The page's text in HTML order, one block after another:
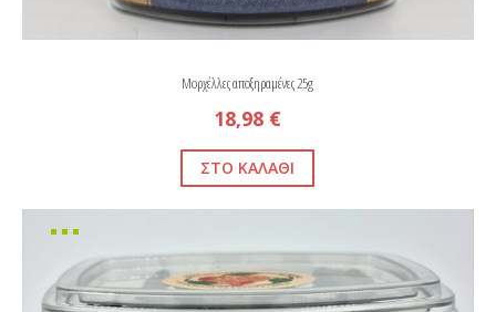
Μορχέλλες αποξηραμένες 25g
18,98 €